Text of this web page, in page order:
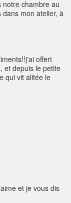
notre chambre au
mon atelier, à
offert
et depuis le petite
qui vit alitée le
et je vous dis